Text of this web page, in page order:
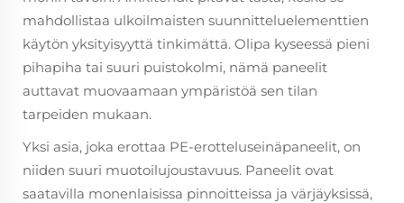
mahdollistaa ulkoilmaisten suunnitteluelementtien
käytön yksityisyyttä tinkimättä. Olipa kyseessä pieni
pihapiha tai suuri puistokolmi, nämä paneelit
auttavat muovaamaan ympäristöä sen tilan
tarpeiden mukaan.
Yksi asia, joka erottaa PE-erotteluseinäpaneelit, on
niiden suuri muotoilujoustavuus. Paneelit ovat
saatavilla monenlaisissa pinnoitteissa ja värjäyksissä,